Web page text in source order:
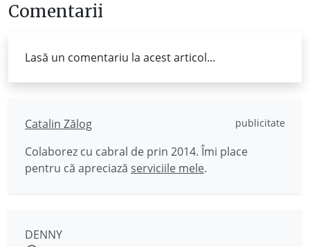
Comentarii
Lasă un comentariu la acest articol...
Catalin Zălog publicitate
Colaborez cu cabral de prin 2014. Îmi place
pentru că apreciază serviciile mele.
DENNY